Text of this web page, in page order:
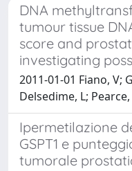
DNA
tumour tissue
score and
investigating
2011-01-01 Fiano, V;
Delsedime, L;
Ipermetilazione
GSPT1 e
tumorale